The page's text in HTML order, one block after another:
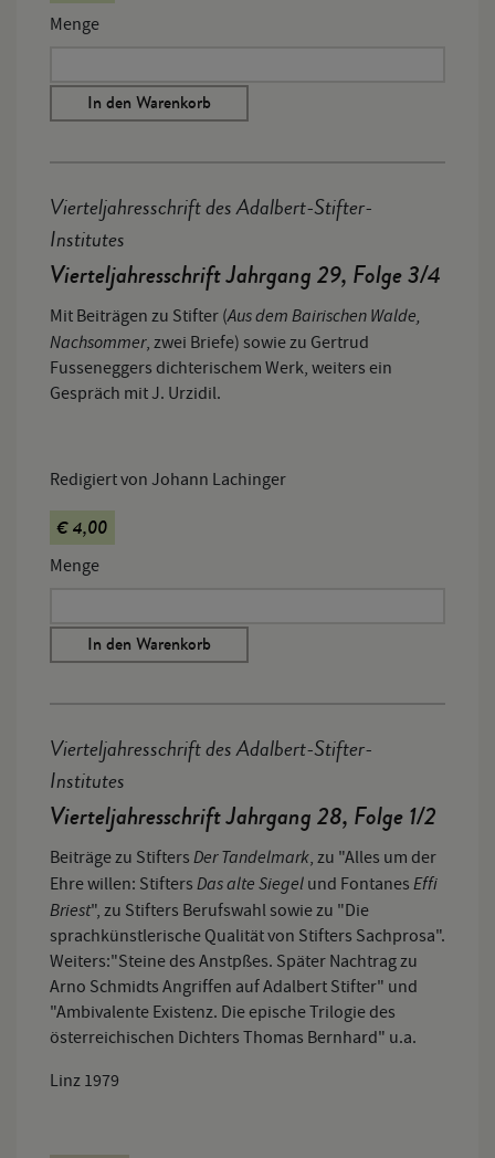
Menge
In den Warenkorb
Vierteljahresschrift des Adalbert-Stifter-
Institutes
Vierteljahresschrift Jahrgang 29, Folge 3/4
Mit Beiträgen zu Stifter (Aus dem Bairischen Walde,
Nachsommer, zwei Briefe) sowie zu Gertrud
Fusseneggers dichterischem Werk, weiters ein
Gespräch mit J. Urzidil.
Redigiert von Johann Lachinger
€ 4,00
Menge
In den Warenkorb
Vierteljahresschrift des Adalbert-Stifter-
Institutes
Vierteljahresschrift Jahrgang 28, Folge 1/2
Beiträge zu Stifters Der Tandelmark, zu "Alles um der
Ehre willen: Stifters Das alte Siegel und Fontanes Effi
Briest", zu Stifters Berufswahl sowie zu "Die
sprachkünstlerische Qualität von Stifters Sachprosa".
Weiters:"Steine des Anstpßes. Später Nachtrag zu
Arno Schmidts Angriffen auf Adalbert Stifter" und
"Ambivalente Existenz. Die epische Trilogie des
österreichischen Dichters Thomas Bernhard" u.a.
Linz 1979